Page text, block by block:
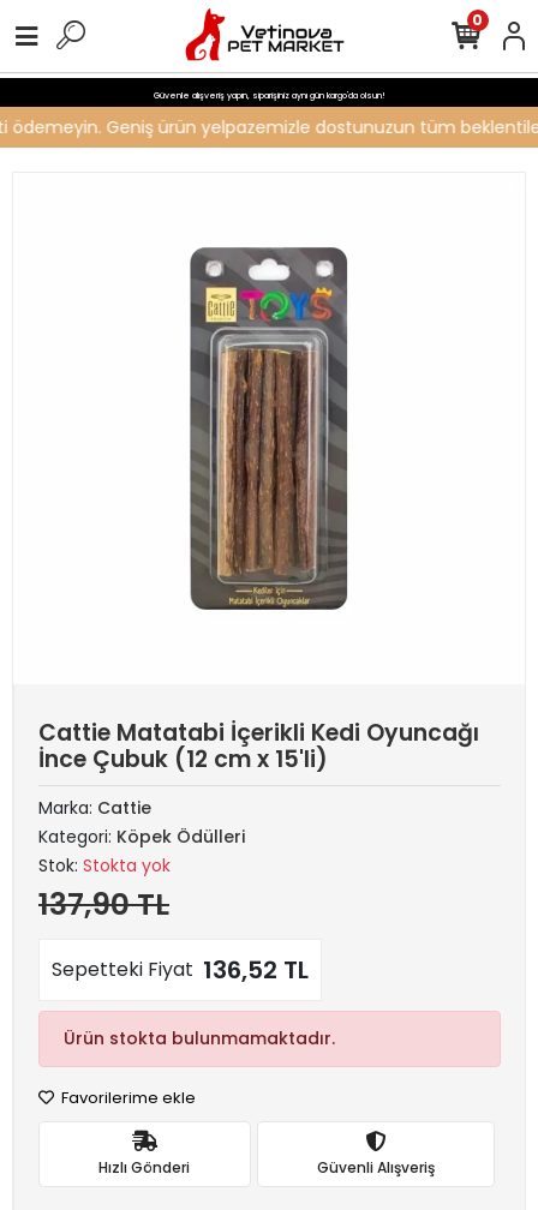
Güvenle alışveriş yapın, siparişiniz aynı gün kargo'da olsun!
Geniş ürün yelpazemizle dostunuzun tüm
0
Cattie Matatabi İçerikli Kedi Oyuncağı
İnce Çubuk (12 cm x 15'li)
Marka: Cattie
Kategori: Köpek Ödülleri
Stok: Stokta yok
137,90 TL
Sepetteki Fiyat 136,52 TL
Ürün stokta bulunmamaktadır.
Favorilerime ekle
Hızlı Gönderi Güvenli Alışveriş